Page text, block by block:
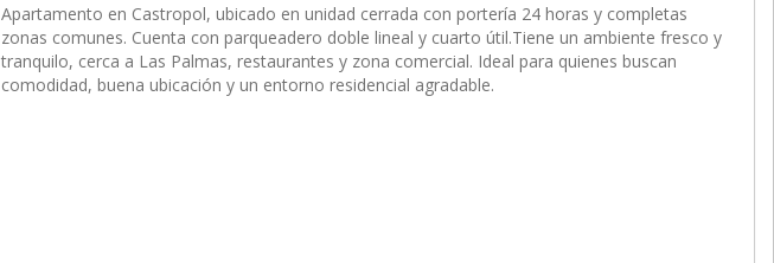
Apartamento en Castropol, ubicado en unidad cerrada con portería 24 horas y completas
zonas comunes. Cuenta con parqueadero doble lineal y cuarto útil.Tiene un ambiente fresco y
tranquilo, cerca a Las Palmas, restaurantes y zona comercial. Ideal para quienes buscan
comodidad, buena ubicación y un entorno residencial agradable.